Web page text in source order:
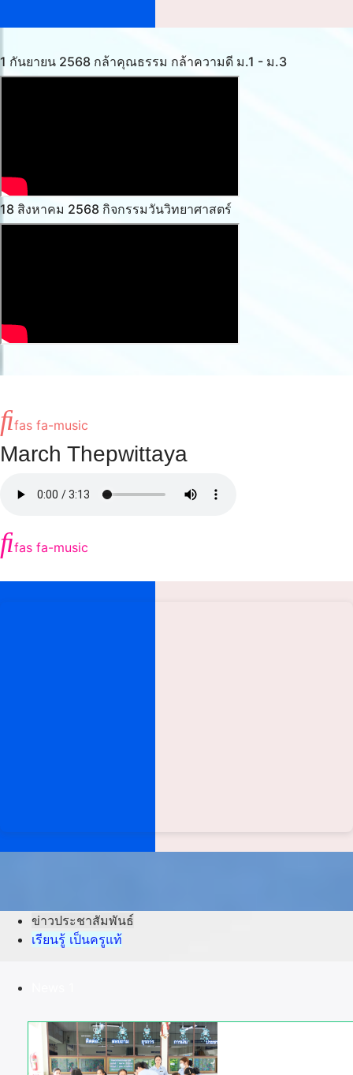
1 กันยายน 2568 กล้าคุณธรรม กล้าความดี ม.1 - ม.3
18 สิงหาคม 2568 กิจกรรมวันวิทยาศาสตร์
fas fa-music
March Thepwittaya
fas fa-music
ข่าวประชาสัมพันธ์
เรียนรู้ เป็นครูแท้